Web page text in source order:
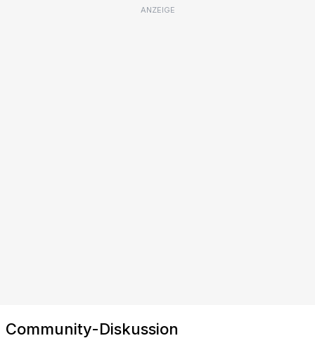
ANZEIGE
Community-Diskussion